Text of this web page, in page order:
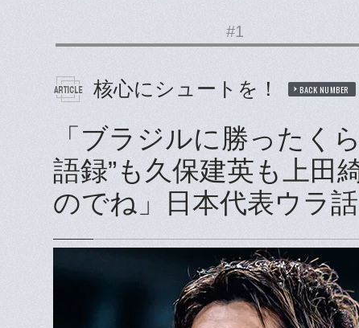
#1
核心にシュートを！ BACK NUMBER
「ブラジルに勝ったく
語録”も久保建英も上田
のでね」日本代表ウラ話